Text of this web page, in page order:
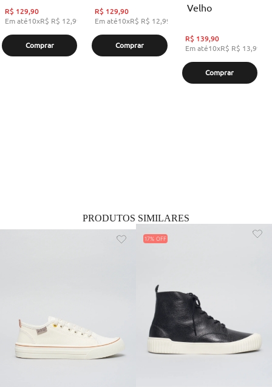
R$ 129,90
Em até10xR$ R$ 12,99 sem juros
Comprar
R$ 129,90
Em até10xR$ R$ 12,99
Comprar
Velho
R$ 139,90
Em até10xR$ R$ 13,99
Comprar
PRODUTOS SIMILARES
17%